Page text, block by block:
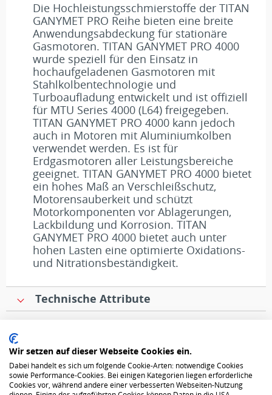
Die Hochleistungsschmierstoffe der TITAN
GANYMET PRO Reihe bieten eine breite
Anwendungsabdeckung für stationäre
Gasmotoren. TITAN GANYMET PRO 4000
wurde speziell für den Einsatz in
hochaufgeladenen Gasmotoren mit
Stahlkolbentechnologie und
Turboaufladung entwickelt und ist offiziell
für MTU Series 4000 (L64) freigegeben.
TITAN GANYMET PRO 4000 kann jedoch
auch in Motoren mit Aluminiumkolben
verwendet werden. Es ist für
Erdgasmotoren aller Leistungsbereiche
geeignet. TITAN GANYMET PRO 4000 bietet
ein hohes Maß an Verschleißschutz,
Motorensauberkeit und schützt
Motorkomponenten vor Ablagerungen,
Lackbildung und Korrosion. TITAN
GANYMET PRO 4000 bietet auch unter
hohen Lasten eine optimierte Oxidations-
und Nitrationsbeständigkeit.
Technische Attribute
Datenschutz
AGB
Wir setzen auf dieser Webseite Cookies ein.
Dabei handelt es sich um folgende Cookie-Arten: notwendige Cookies
sowie Performance-Cookies. Bei einigen Kategorien liegen erforderliche
Cookies vor, während andere einer verbesserten Webseiten-Nutzung